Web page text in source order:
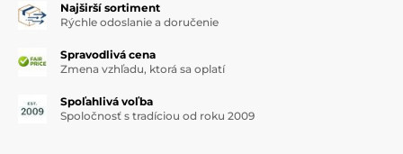
Najširší sortiment
Rýchle odoslanie a doručenie
Spravodlivá cena
Zmena vzhľadu, ktorá sa oplatí
Spoľahlivá voľba
Spoločnosť s tradíciou od roku 2009